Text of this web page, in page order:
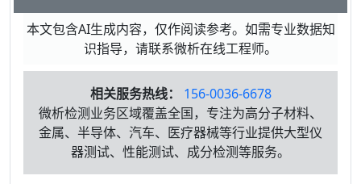
本文包含AI生成内容，仅作阅读参考。如需专业数据知
识指导，请联系微析在线工程师。
相关服务热线：
156-0036-6678
微析检测业务区域覆盖全国，专注为高分子材料、
金属、半导体、汽车、医疗器械等行业提供大型仪
器测试、性能测试、成分检测等服务。